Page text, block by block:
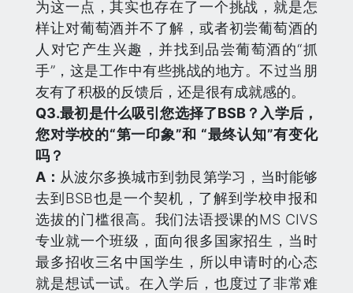
为这一点，其实也存在了一个挑战，就是怎
样让对葡萄酒并不了解，或者初尝葡萄酒的
人对它产生兴趣，并找到品尝葡萄酒的“抓
手”，这是工作中有些挑战的地方。不过当朋
友有了积极的反馈后，还是很有成就感的。
Q3.最初是什么吸引您选择了BSB？入学后，
您对学校的“第一印象”和 “最终认知”有变化
吗？
A： 从波尔多换城市到勃艮第学习，当时能够
去到BSB也是一个契机，了解到学校申报和
选拔的门槛很高。我们法语授课的MS CIVS
专业就一个班级，面向很多国家招生，当时
最多招收三名中国学生，所以申请时的心态
就是想试一试。在入学后，也度过了非常难